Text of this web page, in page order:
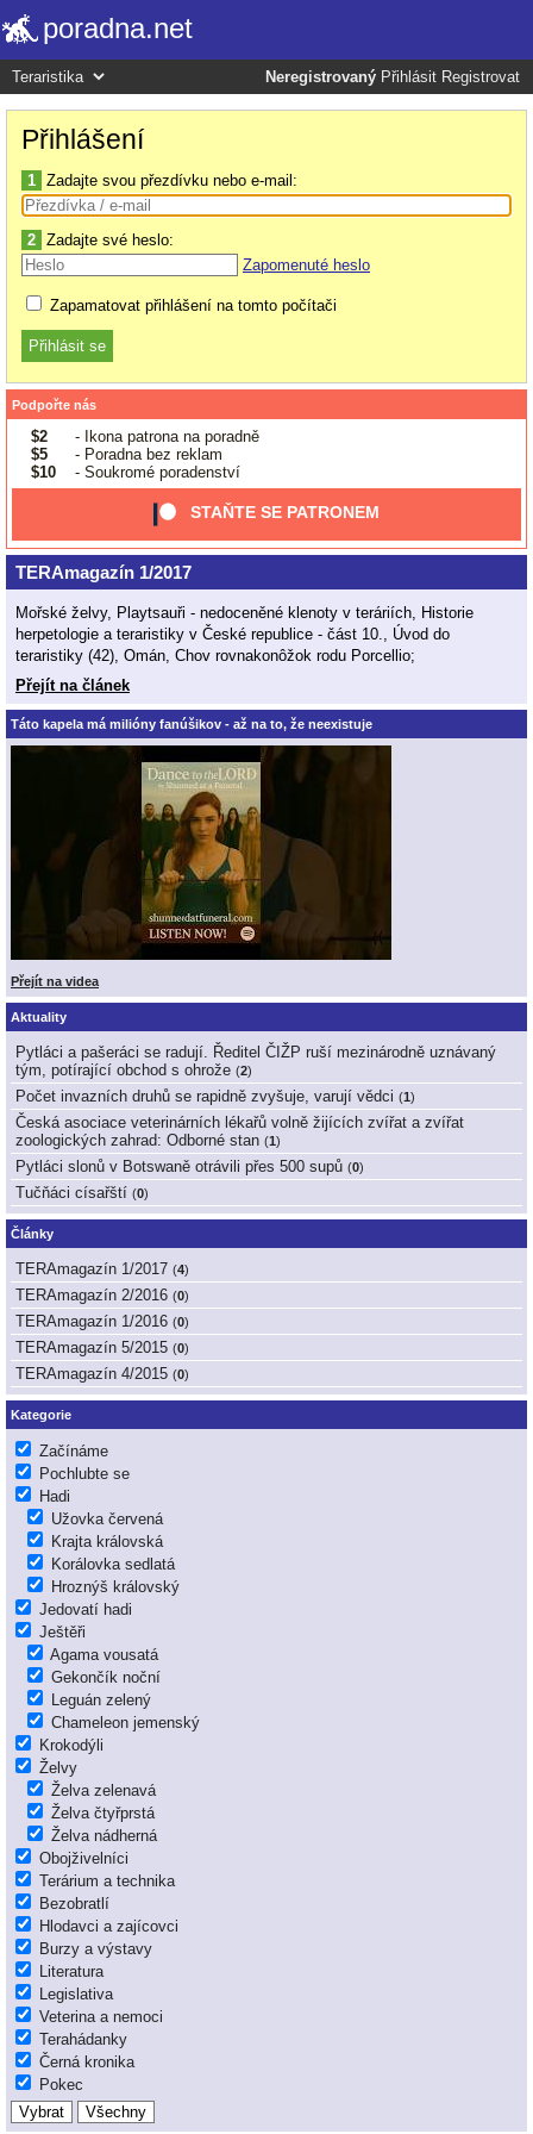
poradna.net
Neregistrovaný Přihlásit Registrovat
Přihlášení
1 Zadajte svou přezdívku nebo e-mail:
2 Zadajte své heslo:
Zapomenuté heslo
Zapamatovat přihlášení na tomto počítači
Podpořte nás
$2
- Ikona patrona na poradně
$5
- Poradna bez reklam
$10
- Soukromé poradenství
STAŇTE SE PATRONEM
TERAmagazín 1/2017
Mořské želvy, Playtsauři - nedoceněné klenoty v teráriích, Historie
herpetologie a teraristiky v České republice - část 10., Úvod do
teraristiky (42), Omán, Chov rovnakonôžok rodu Porcellio;
Přejít na článek
Táto kapela má milióny fanúšikov - až na to, že neexistuje
Přejít na videa
Aktuality
Pytláci a pašeráci se radují. Ředitel ČIŽP ruší mezinárodně uznávaný
tým, potírající obchod s ohrože (2)
Počet invazních druhů se rapidně zvyšuje, varují vědci (1)
Česká asociace veterinárních lékařů volně žijících zvířat a zvířat
zoologických zahrad: Odborné stan (1)
Pytláci slonů v Botswaně otrávili přes 500 supů (0)
Tučňáci císařští (0)
Články
TERAmagazín 1/2017 (4)
TERAmagazín 2/2016 (0)
TERAmagazín 1/2016 (0)
TERAmagazín 5/2015 (0)
TERAmagazín 4/2015 (0)
Kategorie
Začínáme
Pochlubte se
Hadi
Užovka červená
Krajta královská
Korálovka sedlatá
Hroznýš královský
Jedovatí hadi
Ještěři
Agama vousatá
Gekončík noční
Leguán zelený
Chameleon jemenský
Krokodýli
Želvy
Želva zelenavá
Želva čtyřprstá
Želva nádherná
Obojživelníci
Terárium a technika
Bezobratlí
Hlodavci a zajícovci
Burzy a výstavy
Literatura
Legislativa
Veterina a nemoci
Terahádanky
Černá kronika
Pokec